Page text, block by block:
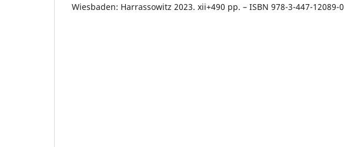
Wiesbaden: Harrassowitz 2023. xii+490 pp. – ISBN 978-3-447-12089-0